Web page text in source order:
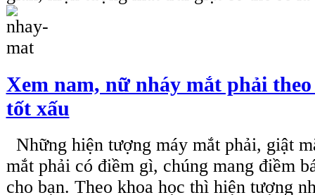
Xem nam, nữ nháy mắt phải
tốt xấu
Những hiện tượng máy mắt phải, giật
mắt phải có điềm gì, chúng mang điềm
cho bạn. Theo khoa học thì hiện tượng